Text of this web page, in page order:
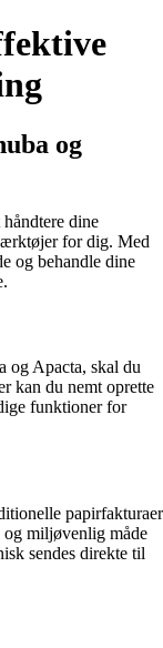
og
dine
for dig. Med
og behandle dine
og Apacta, skal du
kan du nemt oprette
funktioner for
papirfakturaer
og miljøvenlig måde
sendes direkte til